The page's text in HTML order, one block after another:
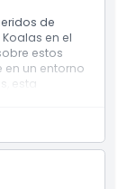
de
en el
estos
un entorno
esta
como la